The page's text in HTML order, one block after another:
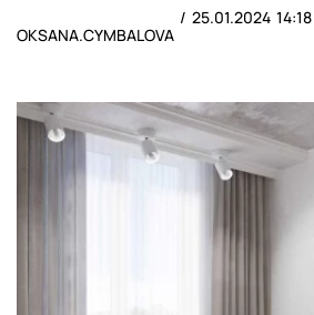
OKSANA.CYMBALOVA
25.01.2024 14:18